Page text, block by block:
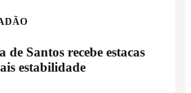
Santos recebe estacas
estabilidade